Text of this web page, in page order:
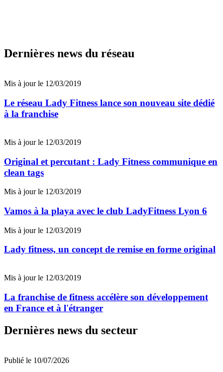
Dernières news du réseau
Mis à jour le 12/03/2019
Le réseau Lady Fitness lance son nouveau site dédié
à la franchise
Mis à jour le 12/03/2019
Original et percutant : Lady Fitness communique en
clean tags
Mis à jour le 12/03/2019
Vamos à la playa avec le club LadyFitness Lyon 6
Mis à jour le 12/03/2019
Lady fitness, un concept de remise en forme original
Mis à jour le 12/03/2019
La franchise de fitness accélère son développement
en France et à l'étranger
Dernières news du secteur
Publié le 10/07/2026